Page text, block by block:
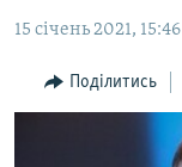
основної
Перейти
до
БЛОГИ
ПОГЛЯД
15 січень 2021, 15:46
Поділитись